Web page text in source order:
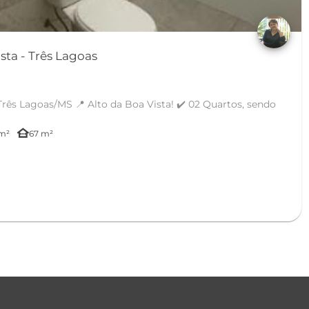
Casa em Alto da Boa Vista - Três Lagoas
Vista! ✔️ 02 Quartos, sendo
other_houses67 m²